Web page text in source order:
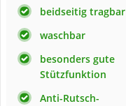
beidseitig tragbar
waschbar
besonders gute
Stützfunktion
Anti-Rutsch-